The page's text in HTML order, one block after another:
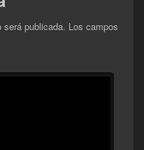
será publicada. Los campos